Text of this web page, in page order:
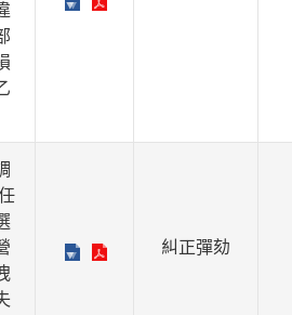
糾正彈劾